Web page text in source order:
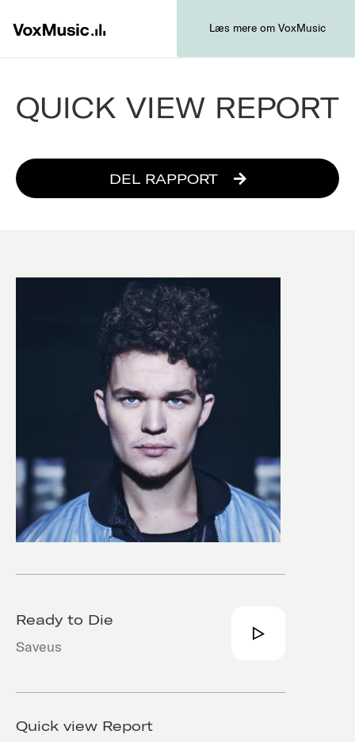
Læs mere om VoxMusic
QUICK VIEW REPORT
DEL RAPPORT
Ready to Die
Saveus
Quick view Report